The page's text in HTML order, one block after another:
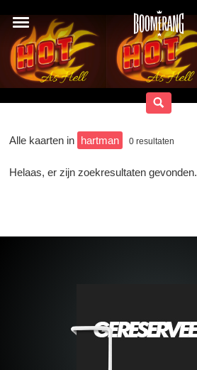
Alle kaarten in hartman 0 resultaten
Helaas, er zijn zoekresultaten gevonden.